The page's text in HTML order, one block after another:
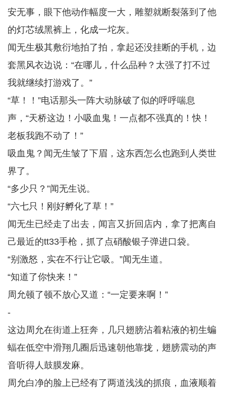
安无事，眼下他动作幅度一大，雕塑就断裂落到了他
的灯芯绒黑裤上，化成一坨灰。
闻无生极其敷衍地拍了拍，拿起还没挂断的手机，边
套黑风衣边说：“在哪儿，什么品种？太强了打不过
我就继续打游戏了。”
“草！！”电话那头一阵大动脉破了似的呼呼喘息
声，“天桥这边！小吸血鬼！一点都不强真的！快！
老板我跑不动了！”
吸血鬼？闻无生皱了下眉，这东西怎么也跑到人类世
界了。
“多少只？”闻无生说。
“六七只！刚好孵化了草！”
闻无生已经走了出去，闻言又折回店内，拿了把离自
己最近的tt33手枪，抓了点硝酸银子弹进口袋。
“别激怒，实在不行让它吸。”闻无生道。
“知道了你快来！”
周允顿了顿不放心又道：“一定要来啊！”
-
这边周允在街道上狂奔，几只翅膀沾着粘液的初生蝙
蝠在低空中滑翔几圈后迅速朝他靠拢，翅膀震动的声
音听得人鼓膜发麻。
周允白净的脸上已经有了两道浅浅的抓痕，血液顺着